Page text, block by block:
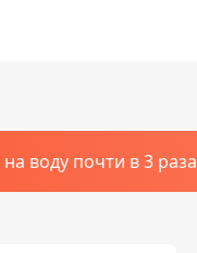
воду почти в 3 раза